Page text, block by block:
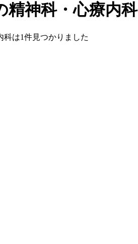
精神科・心療内科
科は1件見つかりました